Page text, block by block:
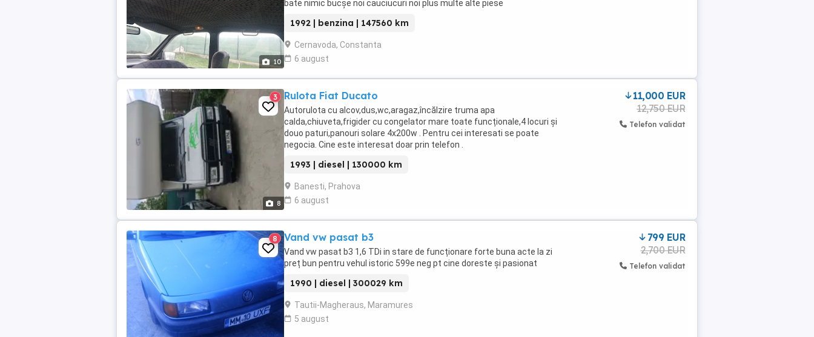
10
bate nimic bucșe noi cauciucuri noi plus multe alte piese
1992 | benzina | 147560 km
Cernavoda, Constanta
6 august
8
3 Rulota Fiat Ducato
Autorulota cu alcov,dus,wc,aragaz,încălzire truma apa
calda,chiuveta,frigider cu congelator mare toate funcționale,4 locuri și
douo paturi,panouri solare 4x200w . Pentru cei interesati se poate
negocia. Cine este interesat doar prin telefon .
1993 | diesel | 130000 km
Banesti, Prahova
6 august
11,000 EUR
12,750 EUR
Telefon validat
8 Vand vw pasat b3
Vand vw pasat b3 1,6 TDi in stare de funcționare forte buna acte la zi
preț bun pentru vehul istoric 599e neg pt cine doreste și pasionat
1990 | diesel | 300029 km
Tautii-Magheraus, Maramures
5 august
799 EUR
2,700 EUR
Telefon validat